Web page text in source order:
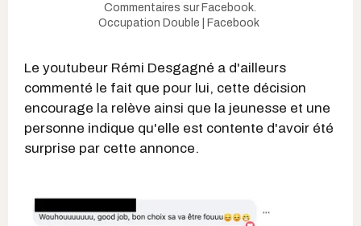
Commentaires sur Facebook.
Occupation Double | Facebook
Le youtubeur Rémi Desgagné a d'ailleurs
commenté le fait que pour lui, cette décision
encourage la relève ainsi que la jeunesse et une
personne indique qu'elle est contente d'avoir été
surprise par cette annonce.